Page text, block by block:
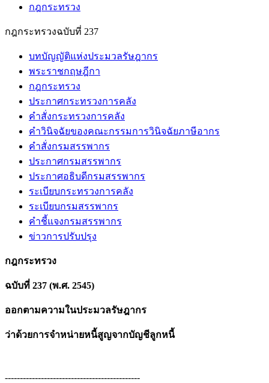
กฎกระทรวง
กฎกระทรวงฉบับที่ 237
บทบัญญัติแห่งประมวลรัษฎากร
พระราชกฤษฎีกา
กฎกระทรวง
ประกาศกระทรวงการคลัง
คำสั่งกระทรวงการคลัง
คำวินิจฉัยของคณะกรรมการวินิจฉัยภาษีอากร
คำสั่งกรมสรรพากร
ประกาศกรมสรรพากร
ประกาศอธิบดีกรมสรรพากร
ระเบียบกระทรวงการคลัง
ระเบียบกรมสรรพากร
คำชี้แจงกรมสรรพากร
ข่าวการปรับปรุง
กฎกระทรวง
ฉบับที่ 237 (พ.ศ. 2545)
ออกตามความในประมวลรัษฎากร
ว่าด้วยการจำหน่ายหนี้สูญจากบัญชีลูกหนี้
---------------------------------------------